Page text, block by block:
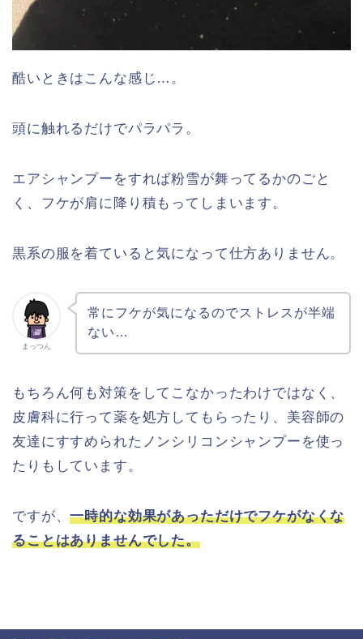
酷いときはこんな感じ…。
頭に触れるだけでパラパラ。
エアシャンプーをすれば粉雪が舞ってるかのごと
く、フケが肩に降り積もってしまいます。
黒系の服を着ていると気になって仕方ありません。
まっつん
常にフケが気になるのでストレスが半端
ない…
もちろん何も対策をしてこなかったわけではなく、
皮膚科に行って薬を処方してもらったり、美容師の
友達にすすめられたノンシリコンシャンプーを使っ
たりもしています。
ですが、一時的な効果があっただけでフケがなくな
ることはありませんでした。